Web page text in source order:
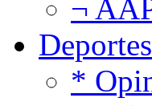
¬
Deportes
*